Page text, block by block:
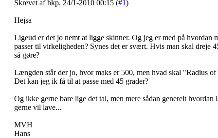
Skrevet af hkp, 24/1-2010 00:15 (#1)
Hejsa
Ligeud er det jo nemt at ligge skinner. Og jeg er med på hvordan
passer til virkeligheden? Synes det er svært. Hvis man skal dreje
så gøre?
Længden står der jo, hvor maks er 500, men hvad skal "Radius
Det kan jeg ik få til at passe med 45 grader?
Og ikke gerne bare lige det tal, men mere sådan generelt hvordan
gerne vil lave...
MVH
Hans